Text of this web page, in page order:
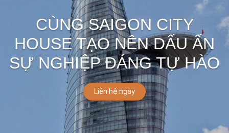
CÙNG SAIGON CITY
HOUSE TẠO NÊN DẤU ẤN
SỰ NGHIỆP ĐÁNG TỰ HÀO
Liên hệ ngay